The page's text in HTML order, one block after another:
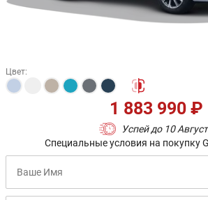
Цвет:
Успей до 10
1 883 990 ₽
Специальные условия на покупку